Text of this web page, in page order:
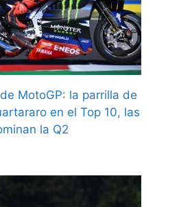
MotoGP: la parrilla de
en el Top 10, las
la Q2